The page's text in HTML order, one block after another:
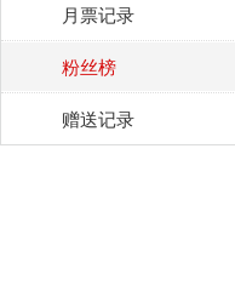
月票记录
粉丝榜
赠送记录